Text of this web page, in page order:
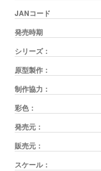
JANコード
発売時期
シリーズ：
原型製作：
制作協力：
彩色：
発売元：
販売元：
スケール：